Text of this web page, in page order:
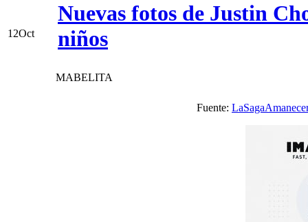
12Oct
Nuevas fotos de Justin
niños
MABELITA
Fuente: